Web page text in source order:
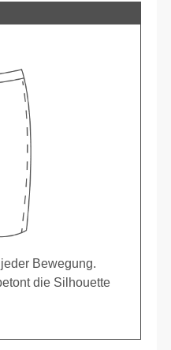
Bewegung.
die Silhouette